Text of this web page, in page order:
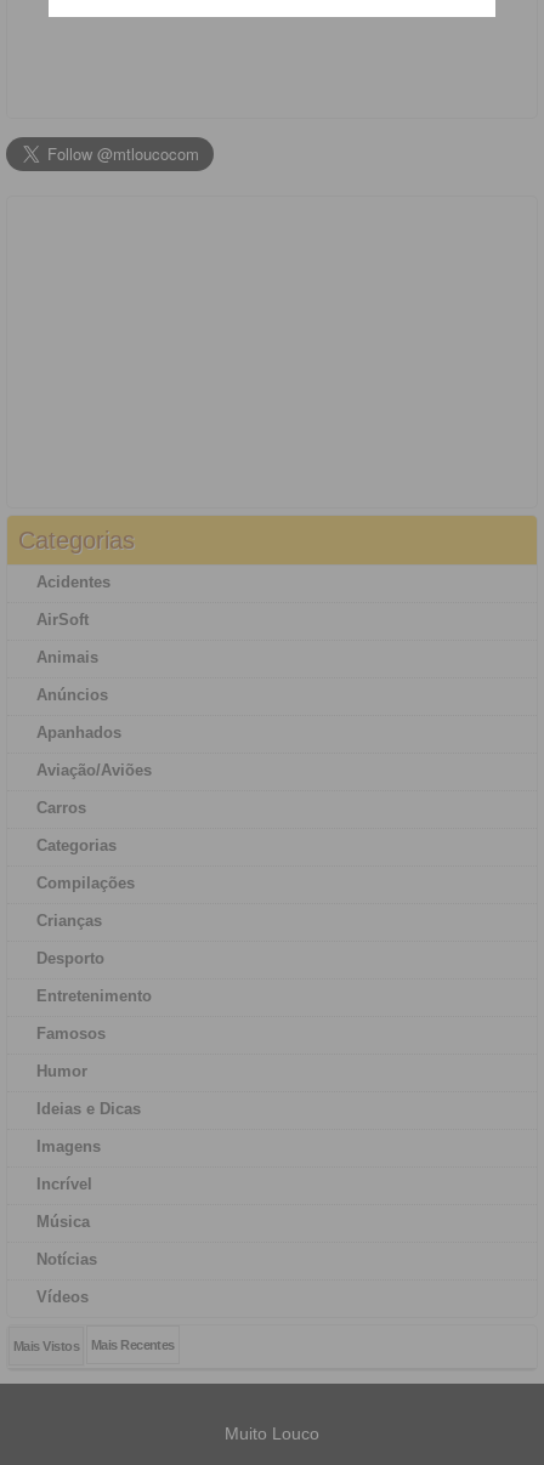
Categorias
Acidentes
AirSoft
Animais
Anúncios
Apanhados
Aviação/Aviões
Carros
Categorias
Compilações
Crianças
Desporto
Entretenimento
Famosos
Humor
Ideias e Dicas
Imagens
Incrível
Música
Notícias
Vídeos
Mais Vistos Mais Recentes
Muito Louco